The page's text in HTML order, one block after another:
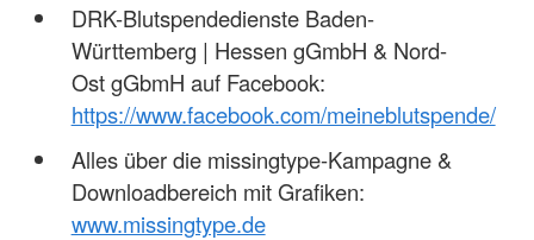
DRK-Blutspendedienste Baden-
Württemberg | Hessen gGmbH & Nord-
Ost gGbmH auf Facebook:
https://www.facebook.com/meineblutspende/
Alles über die missingtype-Kampagne &
Downloadbereich mit Grafiken:
www.missingtype.de